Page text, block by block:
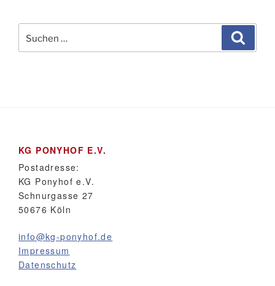
nach:
KG PONYHOF E.V.
Postadresse:
KG Ponyhof e.V.
Schnurgasse 27
50676 Köln
info@kg-ponyhof.de
Impressum
Datenschutz